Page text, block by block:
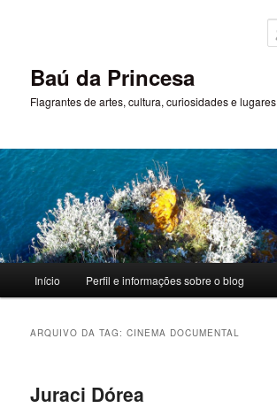
principal
secundárioBaú da Princesa
Flagrantes de artes, cultura, curiosidades e lugares
principal
Início Perfil e informações sobre o blog
ARQUIVO DA TAG:CINEMA DOCUMENTAL
Juraci Dórea